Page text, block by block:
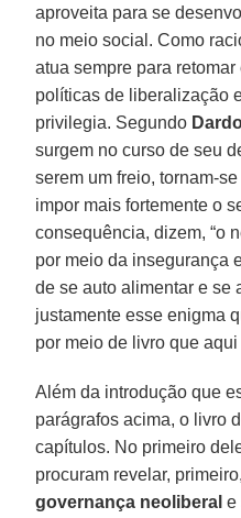
aproveita para se
no meio social. Como
atua sempre para
políticas de liberalização
privilegia. Segundo
surgem no curso de seu
serem um freio, tornam-
impor mais fortemente o
consequência, dizem, “o
por meio da insegurança
de se auto alimentar e se
justamente esse enigma
por meio de livro que
Além da introdução que
parágrafos acima, o livro
capítulos. No primeiro
procuram revelar,
governança neoliberal e